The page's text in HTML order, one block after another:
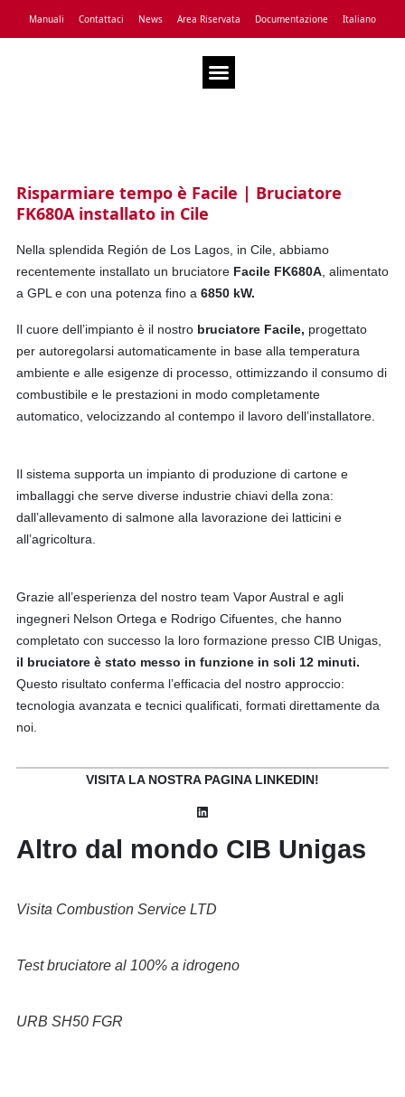
Manuali Contattaci News Area Riservata Documentazione Italiano
Risparmiare tempo è Facile | Bruciatore
FK680A installato in Cile
Nella splendida Región de Los Lagos, in Cile, abbiamo
recentemente installato un bruciatoreFacile FK680A, alimentato
a GPL e con una potenza fino a 6850 kW.
Il cuore dell’impianto è il nostro bruciatore Facile, progettato
per autoregolarsi automaticamente in base alla temperatura
ambiente e alle esigenze di processo, ottimizzando il consumo di
combustibile e le prestazioni in modo completamente
automatico, velocizzando al contempo il lavoro dell’installatore.
Il sistema supporta un impianto di produzione di cartone e
imballaggi che serve diverse industrie chiavi della zona:
dall’allevamento di salmone alla lavorazione dei latticini e
all’agricoltura.
Grazie all’esperienza del nostro team Vapor Austral e agli
ingegneri Nelson Ortega e Rodrigo Cifuentes, che hanno
completato con successo la loro formazione presso CIB Unigas,
il bruciatore è stato messo in funzione in soli 12 minuti.
Questo risultato conferma l’efficacia del nostro approccio:
tecnologia avanzata e tecnici qualificati, formati direttamente da
noi.
VISITA LA NOSTRA PAGINA LINKEDIN!
Altro dal mondo CIB Unigas
Visita Combustion Service LTD
Test bruciatore al 100% a idrogeno
URB SH50 FGR